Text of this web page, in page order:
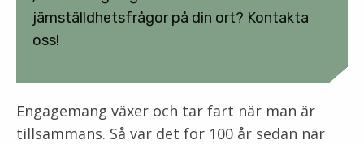
jämställdhetsfrågor på din ort? Kontakta
oss!
Engagemang växer och tar fart när man är
tillsammans. Så var det för 100 år sedan när